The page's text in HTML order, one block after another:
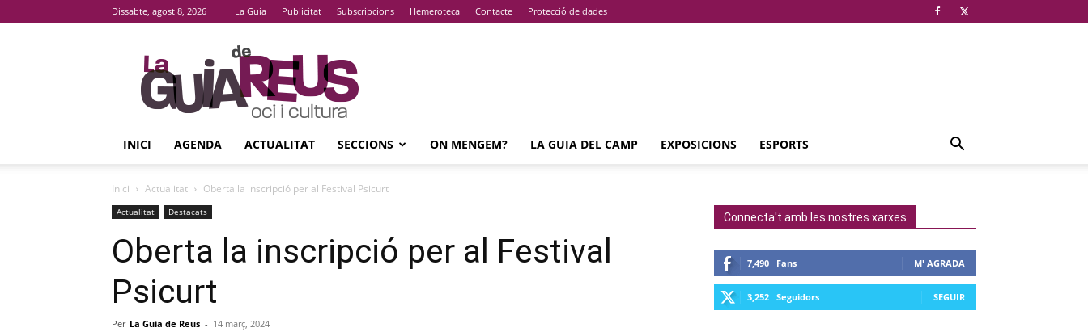
Dissabte, agost 8, 2026 La Guia Publicitat Subscripcions Hemeroteca Contacte Protecció de dades
La
Guia
De
Reus
INICI AGENDA ACTUALITAT SECCIONS ON MENGEM? LA GUIA DEL CAMP EXPOSICIONS ESPORTS
Inici Actualitat Oberta la inscripció per al Festival Psicurt
Actualitat Destacats
Oberta la inscripció per al Festival
Psicurt
Per La Guia de Reus - 14 març, 2024
Connecta't amb les nostres xarxes
7,490 Fans M' AGRADA
3,252 Seguidors SEGUIR